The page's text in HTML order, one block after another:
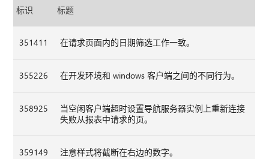
标识 标题
351411 在请求页面内的日期筛选工作一致。
355226 在开发环境和 windows 客户端之间的不同行为。
358925
当空闲客户端超时设置导航服务器实例上重新连接
失败从报表中请求的页。
359149 注意样式将截断在右边的数字。